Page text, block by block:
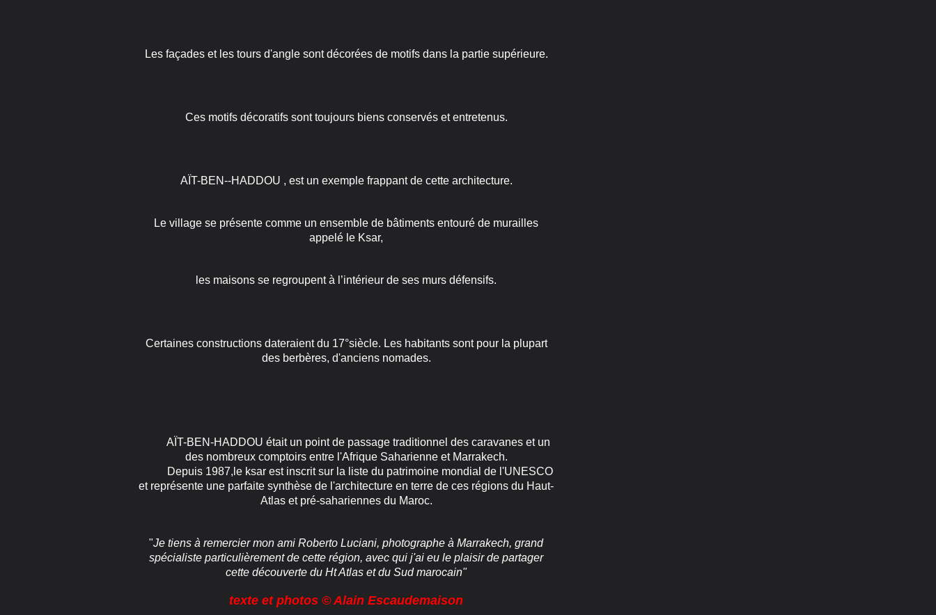
Les façades et les tours d'angle sont décorées de motifs dans la partie supérieure.
Ces motifs décoratifs sont toujours biens conservés et entretenus.
AÏT-BEN--HADDOU , est un exemple frappant de cette architecture.
Le village se présente comme un ensemble de bâtiments entouré de murailles
appelé le Ksar,
les maisons se regroupent à l’intérieur de ses murs défensifs.
Certaines constructions dateraient du 17°siècle. Les habitants sont pour la plupart
des berbères, d'anciens nomades.
AÏT-BEN-HADDOU était un point de passage traditionnel des caravanes et un
des nombreux comptoirs entre l'Afrique Saharienne et Marrakech.
Depuis 1987,le ksar est inscrit sur la liste du patrimoine mondial de l'UNESCO
et représente une parfaite synthèse de l'architecture en terre de ces régions du Haut-
Atlas et pré-sahariennes du Maroc.
"Je tiens à remercier mon ami Roberto Luciani, photographe à Marrakech, grand
spécialiste particulièrement de cette région, avec qui j'ai eu le plaisir de partager
cette découverte du Ht Atlas et du Sud marocain"
texte et photos © Alain Escaudemaison